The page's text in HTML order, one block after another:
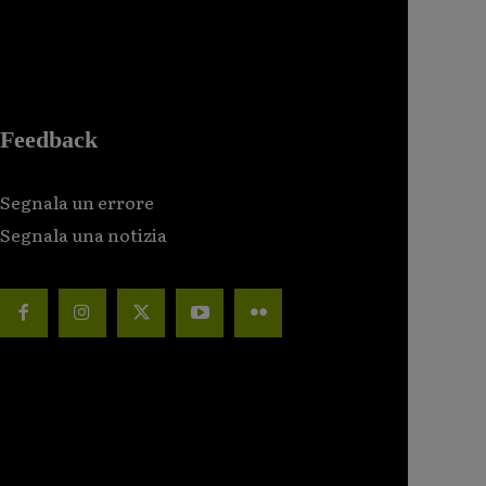
Feedback
Segnala un errore
Segnala una notizia